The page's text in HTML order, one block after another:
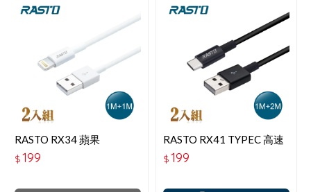
RASTO RX34 蘋果
LIGHTNING 充電傳輸線雙
入組1M＋1M
$199
RASTO RX41 TYPEC 高速
QC3.0充電傳輸線雙入組
1M＋2M
$199